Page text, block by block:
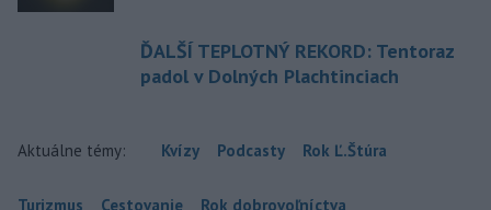
ĎALŠÍ TEPLOTNÝ REKORD: Tentoraz
padol v Dolných Plachtinciach
Aktuálne témy: Kvízy Podcasty Rok Ľ.Štúra
Turizmus Cestovanie Rok dobrovoľníctva